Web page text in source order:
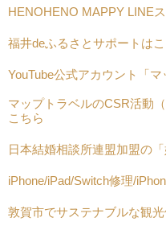
HENOHENO MAPPY LINE
福井deふるさとサポートは
YouTube公式アカウント「
マップトラベルのCSR活動
こちら
日本結婚相談所連盟加盟の
iPhone/iPad/Switch修理/
敦賀市でサステナブルな観